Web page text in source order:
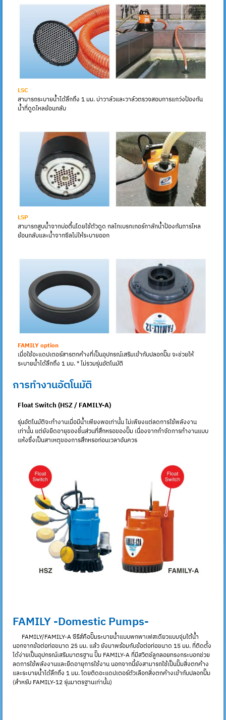
LSC
สามารถระบายน้ำได้ลึกถึง 1 มม. บ่าวาล์วและวาล์วตรวจสอบการแกว่งป้องกัน
น้ำที่ดูดไหลย้อนกลับ
LSP
สามารถสูบน้ำจากบ่อตื้นโดยใช้ตัวดูด กลไกเบรกเกอร์กาลักน้ำป้องกันการไหล
ย้อนกลับและน้ำจากซีลไม่ให้ระบายออก
FAMILY option
เมื่อใช้อะแดปเตอร์สารตกค้างที่เป็นอุปกรณ์เสริมเข้ากับปลอกปั๊ม จะช่วยให้
ระบายน้ำได้ลึกถึง 1 มม. * ไม่รวมรุ่นอัตโนมัติ
การทำงานอัตโนมัติ
Float Switch (HSZ / FAMILY-A)
รุ่นอัตโนมัติจะทำงานเมื่อมีน้ำเพียงพอเท่านั้น ไม่เพียงแต่ลดการใช้พลังงาน
เท่านั้น แต่ยังยืดอายุของชิ้นส่วนที่สึกหรอของปั๊ม เนื่องจากกำจัดการทำงานแบบ
แห้งซึ่งเป็นสาเหตุของการสึกหรอก่อนเวลาอันควร
FAMILY -Domestic Pumps-
FAMILY/FAMILY-A ซีรีส์คือปั๊มระบายน้ำแบบพกพาเฟสเดียวแบบจุ่มใต้น้ำ
นอกจากข้อต่อท่อขนาด 25 มม. แล้ว ยังมาพร้อมกับข้อต่อท่อขนาด 15 มม. ที่ติดตั้ง
ได้ง่ายเป็นอุปกรณ์เสริมมาตรฐาน ปั๊ม FAMILY-A ที่มีสวิตช์ลูกลอยทรงกระบอกช่วย
ลดการใช้พลังงานและยืดอายุการใช้งาน นอกจากนี้ยังสามารถใช้เป็นปั๊มสิ่งตกค้าง
และระบายน้ำได้ลึกถึง 1 มม. โดยติดอะแดปเตอร์ตัวเลือกสิ่งตกค้างเข้ากับปลอกปั๊ม
(สำหรับ FAMILY-12 รุ่นมาตรฐานเท่านั้น)